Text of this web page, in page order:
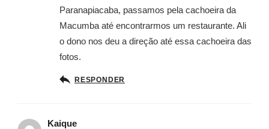
Paranapiacaba, passamos pela cachoeira da
Macumba até encontrarmos um restaurante. Ali
o dono nos deu a direção até essa cachoeira das
fotos.
RESPONDER
Kaique